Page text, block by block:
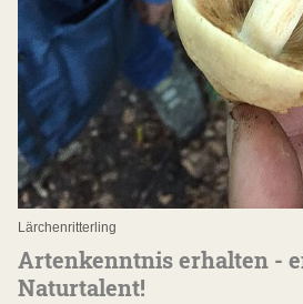
Lärchenritterling
Artenkenntnis erhalten -
Naturtalent!